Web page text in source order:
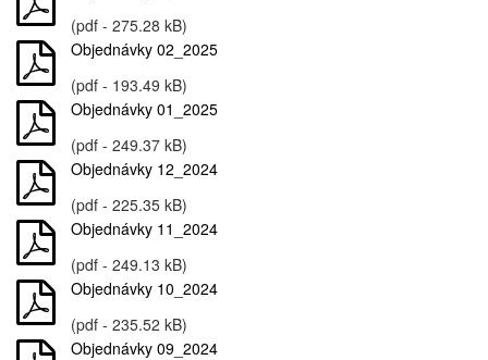
(pdf - 275.28 kB)
Objednávky 02_2025
(pdf - 193.49 kB)
Objednávky 01_2025
(pdf - 249.37 kB)
Objednávky 12_2024
(pdf - 225.35 kB)
Objednávky 11_2024
(pdf - 249.13 kB)
Objednávky 10_2024
(pdf - 235.52 kB)
Objednávky 09_2024